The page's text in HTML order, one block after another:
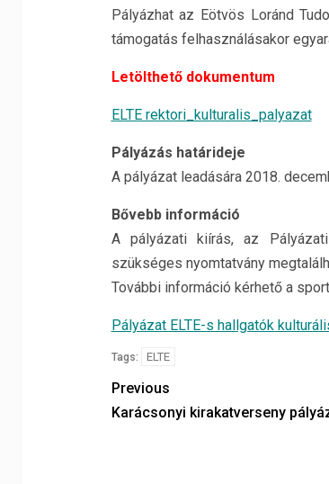
Pályázhat az Eötvös Loránd
támogatás felhasználásakor
Letölthető dokumentum
ELTE rektori_kulturalis_palyazat
Pályázás határideje
A pályázat leadására 2018.
Bővebb információ
A pályázati kiírás, az
szükséges nyomtatvány
További információ kérhető a
Pályázat ELTE-s hallgatók
Tags: ELTE
Previous
Karácsonyi kirakatverseny